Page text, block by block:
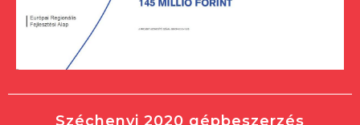
Széchenyi 2020 gépbeszerzés